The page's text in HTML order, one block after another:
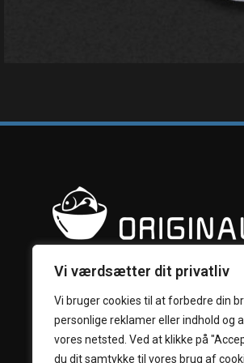
Vi værdsætter dit privatliv
Vi bruger cookies til at forbedre din
personlige reklamer eller indhold og
vores netsted. Ved at klikke på
du dit samtykke til vores brug af